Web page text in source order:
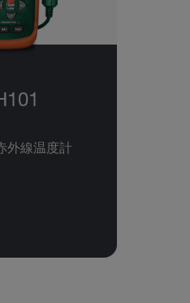
外線温度計